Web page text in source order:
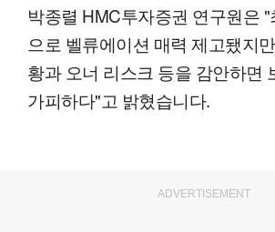
박종렬 HMC투자증권 연구원은
으로 벨류에이션 매력 제고됐지
황과 오너 리스크 등을 감안하면
가피하다"고 밝혔습니다.
ADVERTISEMENT